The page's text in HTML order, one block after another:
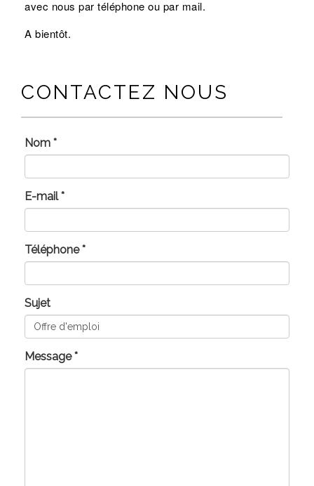
avec nous par téléphone ou par mail.
A bientôt.
CONTACTEZ NOUS
Nom *
E-mail*
Téléphone*
Sujet
Message*